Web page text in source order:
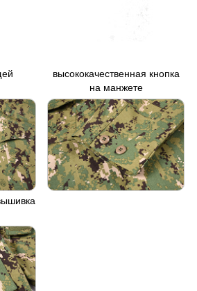
высококачественная кнопка
на манжете